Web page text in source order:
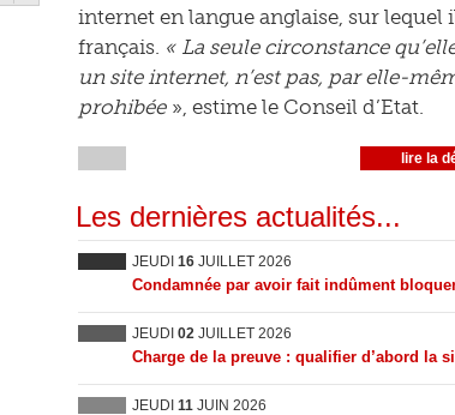
internet en langue anglaise, sur
français. « La seule circonstance
un site internet, n’est pas, par elle-
prohibée », estime le Conseil d’Etat.
lire la
Les dernières actualités...
JEUDI 16 JUILLET 2026
Condamnée par avoir fait indûment
JEUDI 02 JUILLET 2026
Charge de la preuve : qualifier d’abord la
JEUDI 11 JUIN 2026